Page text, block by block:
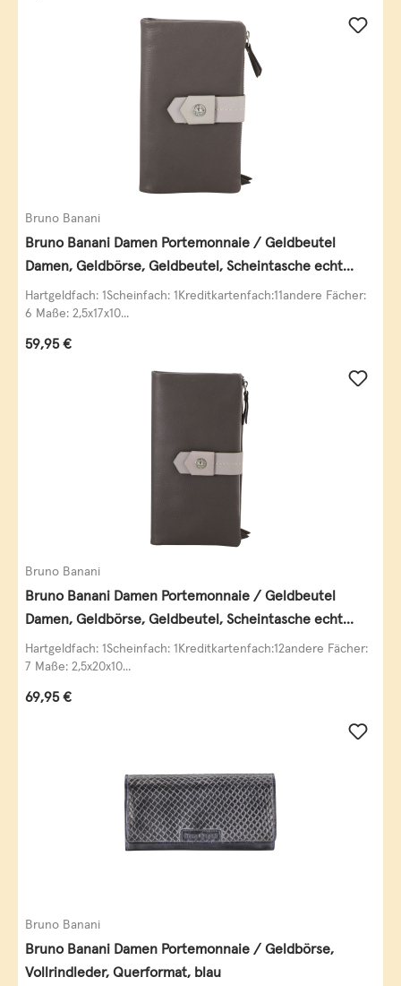
Bruno Banani
Bruno Banani Damen Portemonnaie / Geldbeutel
Damen, Geldbörse, Geldbeutel, Scheintasche echt
Leder
Hartgeldfach: 1Scheinfach: 1Kreditkartenfach:11andere Fächer:
6 Maße: 2,5x17x10...
Regulärer Preis:
59,95 €
Bruno Banani
Bruno Banani Damen Portemonnaie / Geldbeutel
Damen, Geldbörse, Geldbeutel, Scheintasche echt
Leder
Hartgeldfach: 1Scheinfach: 1Kreditkartenfach:12andere Fächer:
7 Maße: 2,5x20x10...
Regulärer Preis:
69,95 €
Bruno Banani
Bruno Banani Damen Portemonnaie / Geldbörse,
Vollrindleder, Querformat, blau